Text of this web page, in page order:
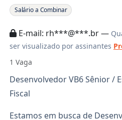
Sobre a Vaga
Salário a Combinar
E-mail: rh***@***.br —
ser visualizado por assinantes
1 Vaga
Desenvolvedor VB6 Sênior /
Fiscal
Estamos em busca de